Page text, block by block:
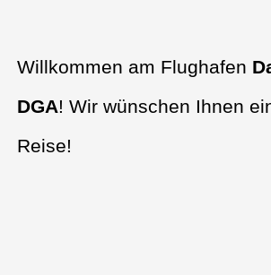
Willkommen am Flughafen
DGA! Wir wünschen Ihnen
Reise!